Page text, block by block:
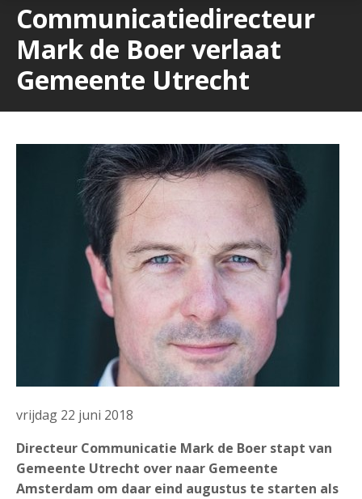
Communicatiedirecteur
Mark de Boer verlaat
Gemeente Utrecht
vrijdag 22 juni 2018
Directeur Communicatie Mark de Boer stapt van
Gemeente Utrecht over naar Gemeente
Amsterdam om daar eind augustus te starten als